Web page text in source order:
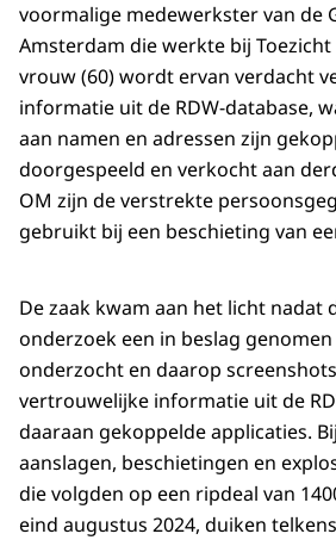
voormalige medewerkster van de
Amsterdam die werkte bij
vrouw (60) wordt ervan verdacht
informatie uit de RDW-database,
aan namen en adressen zijn
doorgespeeld en verkocht aan
OM zijn de verstrekte
gebruikt bij een beschieting van
De zaak kwam aan het licht nadat
onderzoek een in beslag
onderzocht en daarop
vertrouwelijke informatie uit de
daaraan gekoppelde applicaties.
aanslagen, beschietingen en
die volgden op een ripdeal van
eind augustus 2024, duiken